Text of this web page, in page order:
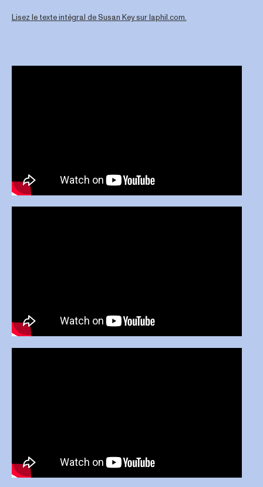
Lisez le texte intégral de Susan Key sur laphil.com.